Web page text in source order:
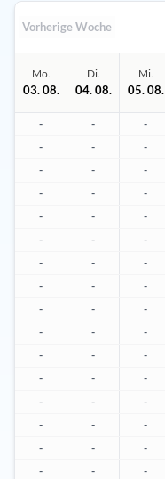
Vorherige Woche
Mo.
03. 08.
Di.
04. 08.
Mi.
05. 08.
- - -
-
- -
-
- -
-
- -
-
- -
-
- -
-
- -
-
- -
-
- -
-
- -
-
- -
-
- -
-
- -
-
- -
-
- -
-
- -